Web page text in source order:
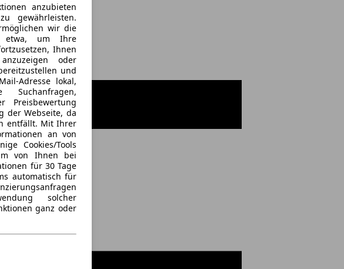
anzubieten
gewährleisten.
wir die
- etwa, um Ihre
Ihnen
oder
und
Adresse lokal,
Preisbewertung
der Webseite, da
entfällt. Mit Ihrer
an von
Cookies/Tools
von Ihnen bei
für 30 Tage
automatisch für
solcher
ganz oder